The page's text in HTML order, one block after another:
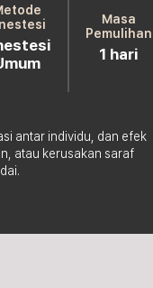
Masa
Pemulihan
1 hari
antar individu, dan efek
atau kerusakan saraf